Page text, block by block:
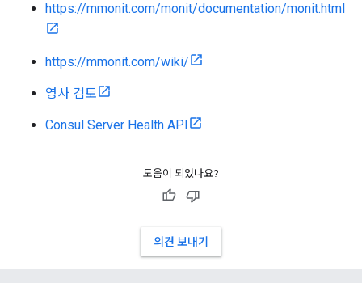
https://mmonit.com/monit/documentation/monit.html
https://mmonit.com/wiki/
영사 검토
Consul Server Health API
도움이 되었나요?
의견 보내기